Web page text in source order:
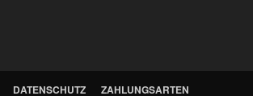
DATENSCHUTZ ZAHLUNGSARTEN